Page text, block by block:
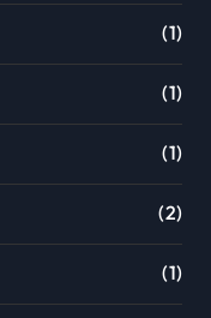
(1)
(1)
(1)
(2)
(1)